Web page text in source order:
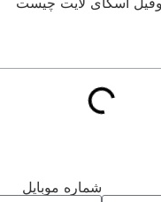
شماره موبایل